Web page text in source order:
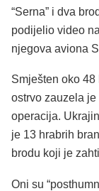
“Serna” i dva
podijelio video
njegova aviona
Smješten oko
ostrvo zauzela
operacija.
je 13 hrabrih
brodu koji je
Oni su